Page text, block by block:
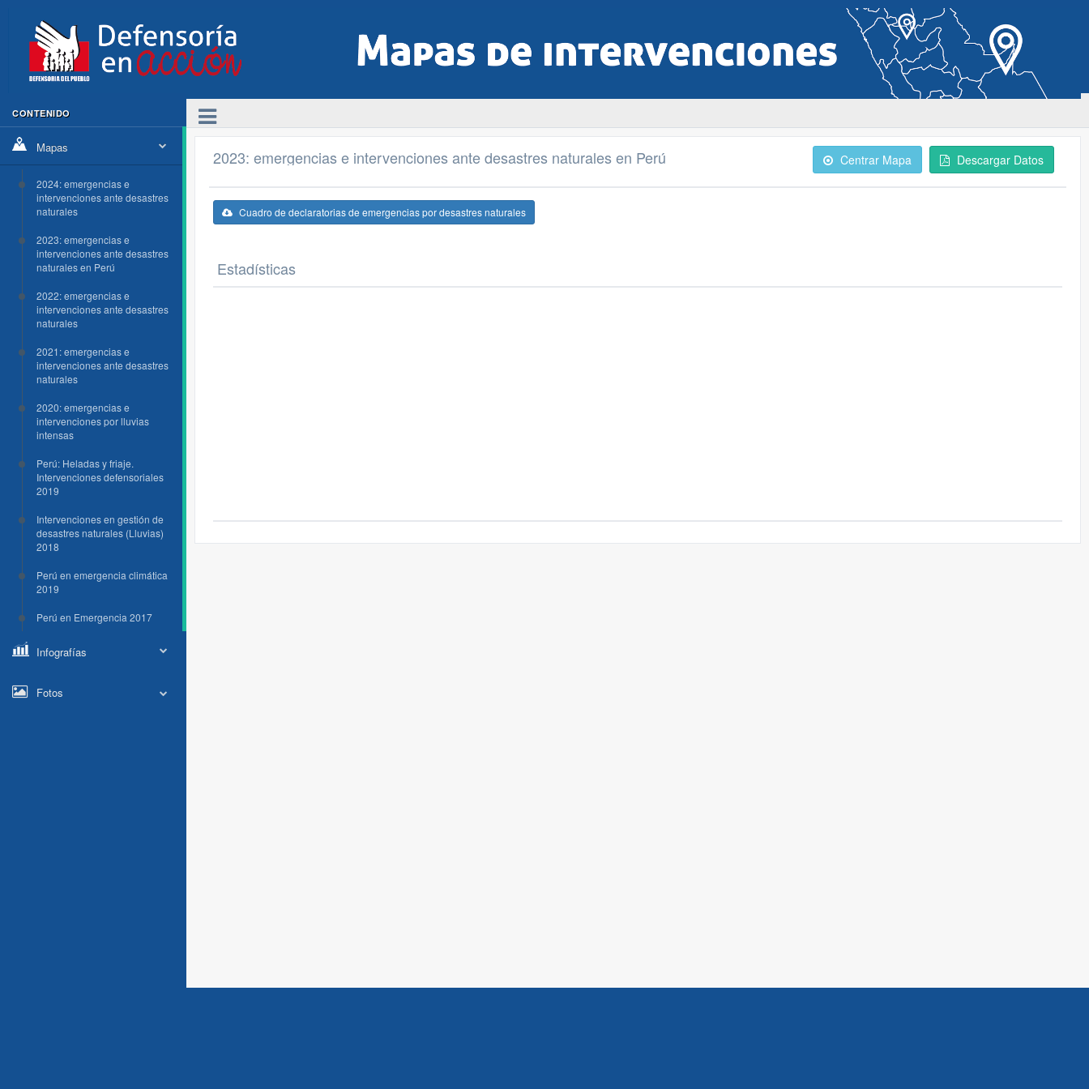
CONTENIDO
Mapas
2024: emergencias e
intervenciones ante desastres
naturales
2023: emergencias e
intervenciones ante desastres
naturales en Perú
2022: emergencias e
intervenciones ante desastres
naturales
2021: emergencias e
intervenciones ante desastres
naturales
2020: emergencias e
intervenciones por lluvias
intensas
Perú: Heladas y friaje.
Intervenciones defensoriales
2019
Intervenciones en gestión de
desastres naturales (Lluvias)
2018
Perú en emergencia climática
2019
Perú en Emergencia 2017
Infografías
Fotos
2023: emergencias e intervenciones ante desastres naturales en Perú Centrar Mapa Descargar Datos
Cuadro de declaratorias de emergencias por desastres naturales
Estadísticas